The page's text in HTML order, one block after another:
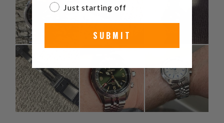
Just starting off
SUBMIT